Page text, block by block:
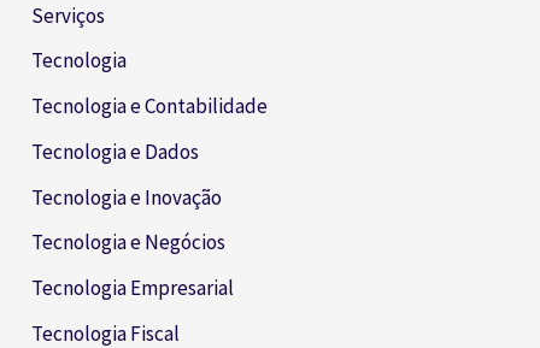
Serviços
Tecnologia
Tecnologia e Contabilidade
Tecnologia e Dados
Tecnologia e Inovação
Tecnologia e Negócios
Tecnologia Empresarial
Tecnologia Fiscal